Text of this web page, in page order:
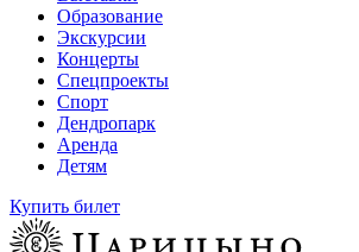
Образование
Экскурсии
Концерты
Спецпроекты
Спорт
Дендропарк
Аренда
Детям
Купить билет